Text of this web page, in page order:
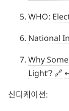
WHO:
National
Why
Light’?
신디케이션: